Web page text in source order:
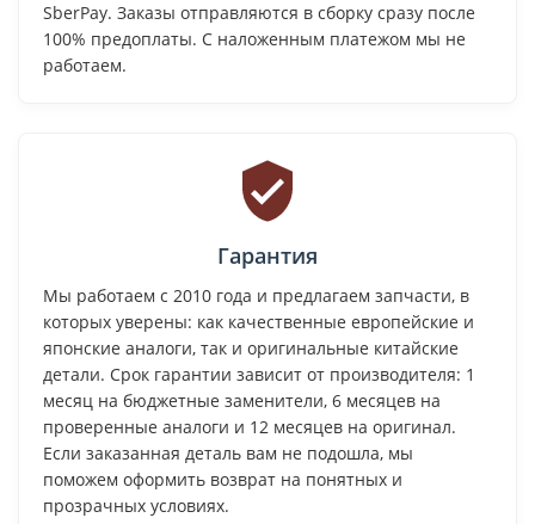
SberPay. Заказы отправляются в сборку сразу после
100% предоплаты. С наложенным платежом мы не
работаем.
Гарантия
Мы работаем с 2010 года и предлагаем запчасти, в
которых уверены: как качественные европейские и
японские аналоги, так и оригинальные китайские
детали. Срок гарантии зависит от производителя: 1
месяц на бюджетные заменители, 6 месяцев на
проверенные аналоги и 12 месяцев на оригинал.
Если заказанная деталь вам не подошла, мы
поможем оформить возврат на понятных и
прозрачных условиях.